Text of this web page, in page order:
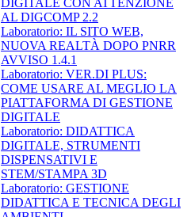
DIGITALE CON ATTENZIONE
AL DIGCOMP 2.2
Laboratorio: IL SITO WEB,
NUOVA REALTÀ DOPO PNRR
AVVISO 1.4.1
Laboratorio: VER.DI PLUS:
COME USARE AL MEGLIO LA
PIATTAFORMA DI GESTIONE
DIGITALE
Laboratorio: DIDATTICA
DIGITALE, STRUMENTI
DISPENSATIVI E
STEM/STAMPA 3D
Laboratorio: GESTIONE
DIDATTICA E TECNICA DEGLI